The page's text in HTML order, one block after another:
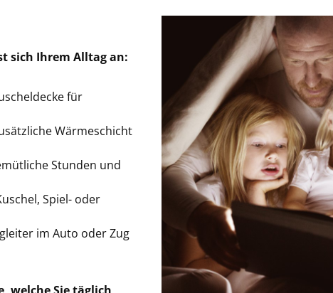
sich Ihrem Alltag an:
für
Wärmeschicht
Stunden und
Spiel- oder
im Auto oder Zug